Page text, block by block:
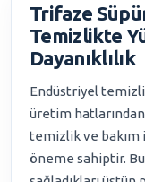
Trifaze
Temizlikte
Dayanıklılık
Endüstriyel
üretim
temizlik ve bakım
öneme sahiptir.